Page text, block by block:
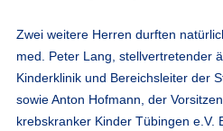
Zwei weitere Herren durften
med. Peter Lang, stellvertretender
Kinderklinik und Bereichsleiter der
sowie Anton Hofmann, der
krebskranker Kinder Tübingen e.V.